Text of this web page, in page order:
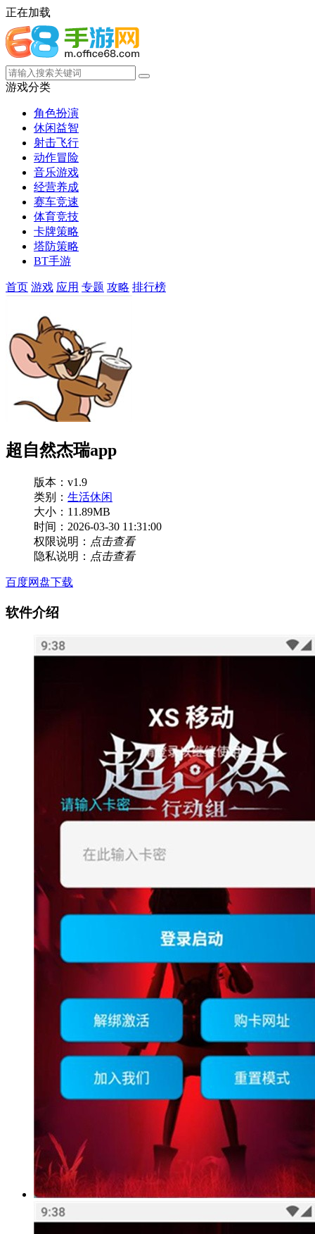
正在加载
游戏分类
角色扮演
休闲益智
射击飞行
动作冒险
音乐游戏
经营养成
赛车竞速
体育竞技
卡牌策略
塔防策略
BT手游
首页 游戏 应用 专题 攻略 排行榜
超自然杰瑞app
版本：v1.9
类别： 生活休闲
大小：11.89MB
时间：2026-03-30 11:31:00
权限说明： 点击查看
隐私说明： 点击查看
百度网盘下载
软件介绍